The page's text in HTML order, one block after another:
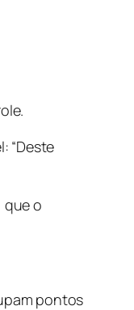
“Deste
que o
pontos